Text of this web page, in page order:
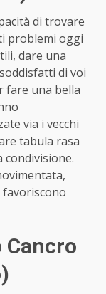
di trovare
problemi oggi
dare una
di voi
fare una bella
via i vecchi
tabula rasa
condivisione.
Cancro